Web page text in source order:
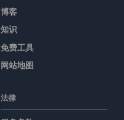
博客
知识
免费工具
网站地图
法律